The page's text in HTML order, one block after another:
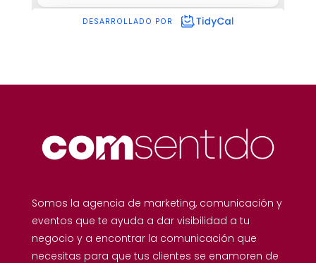
Somos la agencia de marketing, comunicación y
eventos que te ayuda a dar visibilidad a tu
negocio y a encontrar la comunicación que
necesitas para que tus clientes se enamoren de